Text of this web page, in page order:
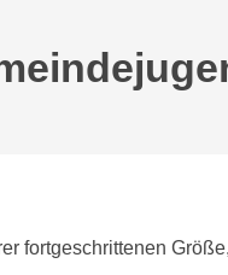
fortgeschrittenen